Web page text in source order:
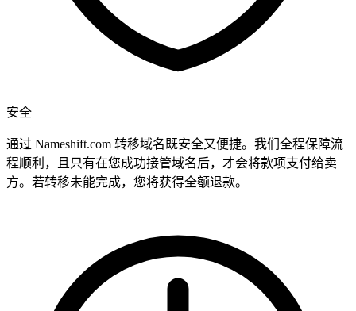
安全
通过 Nameshift.com 转移域名既安全又便捷。我们全程保障流
程顺利，且只有在您成功接管域名后，才会将款项支付给卖
方。若转移未能完成，您将获得全额退款。